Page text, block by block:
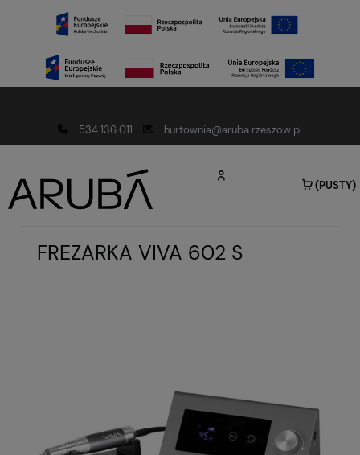
534 136 011
hurtownia@aruba.rzeszow.pl
(PUSTY)
FREZARKA VIVA 602 S